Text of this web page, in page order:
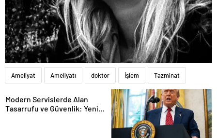
Ameliyat Ameliyatı doktor İşlem Tazminat
Modern Servislerde Alan
Tasarrufu ve Güvenlik: Yeni